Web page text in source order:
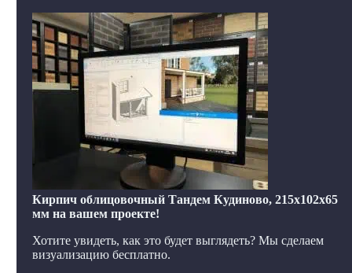
Кирпич облицовочный Тандем Кудиново, 215x102x65
мм на вашем проекте!
Хотите увидеть, как это будет выглядеть? Мы сделаем
визуализацию бесплатно.